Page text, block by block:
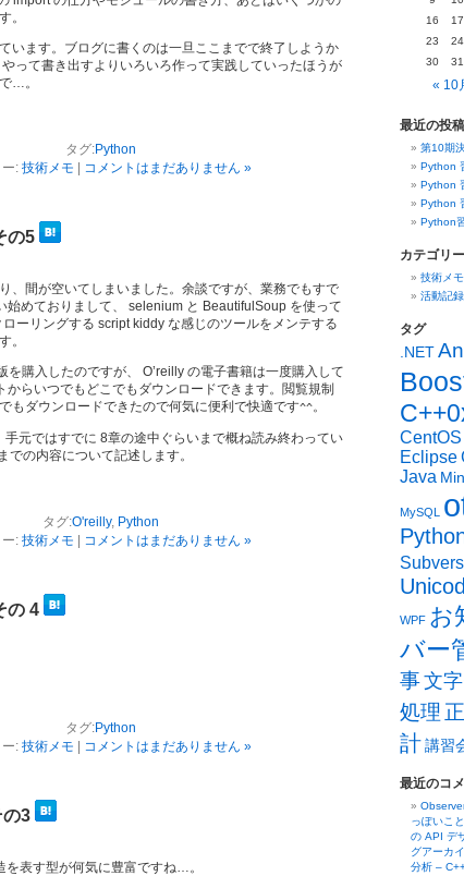
。
います。ブログに書くのは一旦ここまでで終了しようか
って書き出すよりいろいろ作って実践していったほうが
…。
タグ:Python
: 技術メモ コメントはまだありません »
の5
、間が空いてしまいました。余談ですが、業務でもすで
始めておりまして、 selenium と BeautifulSoup を使って
ーリングする script kiddy な感じのツールをメンテする
。
を購入したのですが、 O’reilly の電子書籍は一度購入して
からいつでもどこでもダウンロードできます。閲覧規制
もダウンロードできたので何気に便利で快適です^^。
元ではすでに 8章の途中ぐらいまで概ね読み終わってい
での内容について記述します。
タグ:O'reilly, Python
: 技術メモ コメントはまだありません »
の 4
タグ:Python
: 技術メモ コメントはまだありません »
3
表す型が何気に豊富ですね…。
« 10
16
17
23
24
30
31
最近の投稿
第10期
Python
Python
Python
Python
カテゴリー
技術メモ
活動記録
タグ
.NET
CentOS
Eclipse
Java
MySQL
WPF お
バー
事文
処理
計講習
最近のコ
っぽいこ
の API デ
グアーカ
分析 –